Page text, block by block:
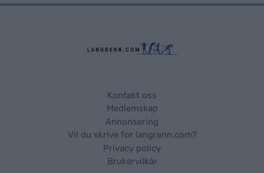
Kontakt oss
Medlemskap
Annonsering
Vil du skrive for langrenn.com?
Privacy policy
Brukervilkår